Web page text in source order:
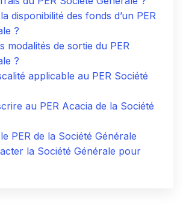
disponibilité des fonds d’un PER
?
modalités de sortie du PER
?
applicable au PER Société
au PER Acacia de la Société
PER de la Société Générale
la Société Générale pour